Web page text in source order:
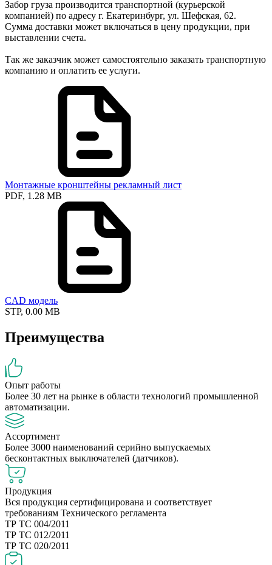
Забор груза производится транспортной (курьерской
компанией) по адресу г. Екатеринбург, ул. Шефская, 62.
Сумма доставки может включаться в цену продукции, при
выставлении счета.
Так же заказчик может самостоятельно заказать транспортную
компанию и оплатить ее услуги.
Монтажные кронштейны рекламный лист
PDF, 1.28 MB
CAD модель
STP, 0.00 MB
Преимущества
Опыт работы
Более 30 лет на рынке в области технологий промышленной
автоматизации.
Ассортимент
Более 3000 наименований серийно выпускаемых
бесконтактных выключателей (датчиков).
Продукция
Вся продукция сертифицирована и соответствует
требованиям Технического регламента
ТР ТС 004/2011
ТР ТС 012/2011
ТР ТС 020/2011